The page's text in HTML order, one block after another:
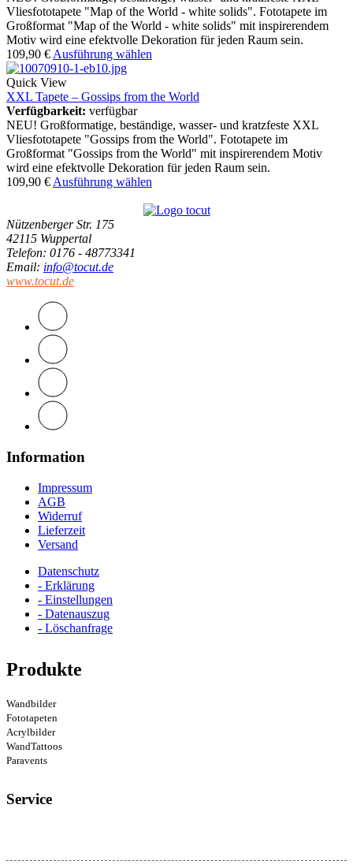
Vliesfototapete "Map of the World - white solids". Fototapete im
Großformat "Map of the World - white solids" mit inspirerendem
Motiv wird eine efektvolle Dekoration für jeden Raum sein.
109,90 € Ausführung wählen
Quick View
XXL Tapete – Gossips from the World
Verfügbarkeit: verfügbar
NEU! Großformatige, beständige, wasser- und kratzfeste XXL
Vliesfototapete "Gossips from the World". Fototapete im
Großformat "Gossips from the World" mit inspirerendem Motiv
wird eine efektvolle Dekoration für jeden Raum sein.
109,90 € Ausführung wählen
Nützenberger Str. 175
42115 Wuppertal
Telefon: 0176 - 48773341
Email: info@tocut.de
www.tocut.de
Information
Impressum
AGB
Widerruf
Lieferzeit
Versand
Datenschutz
- Erklärung
- Einstellungen
- Datenauszug
- Löschanfrage
Produkte
Wandbilder
Fototapeten
Acrylbilder
WandTattoos
Paravents
Service